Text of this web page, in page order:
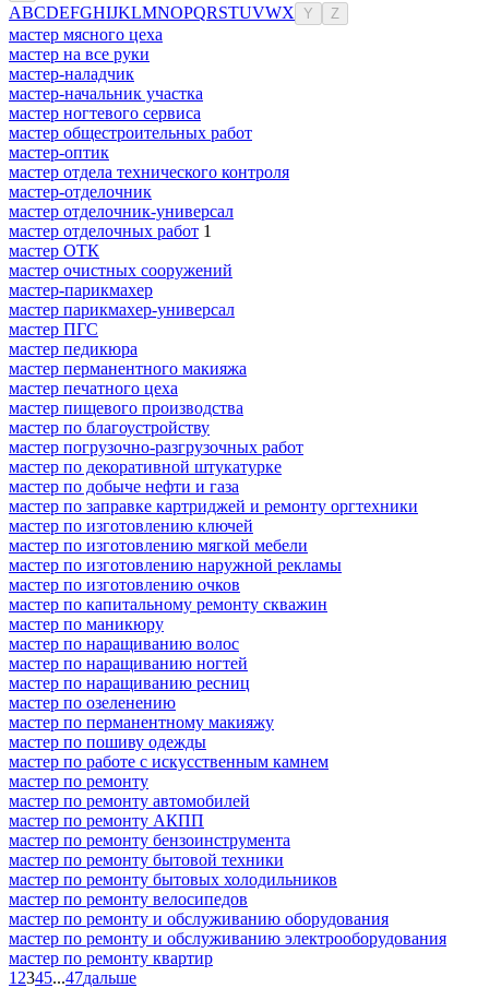
ABCDEFGHIJKLMNOPQRSTUVWX Y Z
мастер мясного цеха
мастер на все руки
мастер-наладчик
мастер-начальник участка
мастер ногтевого сервиса
мастер общестроительных работ
мастер-оптик
мастер отдела технического контроля
мастер-отделочник
мастер отделочник-универсал
мастер отделочных работ 1
мастер ОТК
мастер очистных сооружений
мастер-парикмахер
мастер парикмахер-универсал
мастер ПГС
мастер педикюра
мастер перманентного макияжа
мастер печатного цеха
мастер пищевого производства
мастер по благоустройству
мастер погрузочно-разгрузочных работ
мастер по декоративной штукатурке
мастер по добыче нефти и газа
мастер по заправке картриджей и ремонту оргтехники
мастер по изготовлению ключей
мастер по изготовлению мягкой мебели
мастер по изготовлению наружной рекламы
мастер по изготовлению очков
мастер по капитальному ремонту скважин
мастер по маникюру
мастер по наращиванию волос
мастер по наращиванию ногтей
мастер по наращиванию ресниц
мастер по озеленению
мастер по перманентному макияжу
мастер по пошиву одежды
мастер по работе с искусственным камнем
мастер по ремонту
мастер по ремонту автомобилей
мастер по ремонту АКПП
мастер по ремонту бензоинструмента
мастер по ремонту бытовой техники
мастер по ремонту бытовых холодильников
мастер по ремонту велосипедов
мастер по ремонту и обслуживанию оборудования
мастер по ремонту и обслуживанию электрооборудования
мастер по ремонту квартир
1 2345...47дальше